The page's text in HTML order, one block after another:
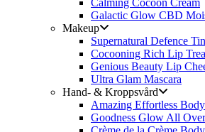
Calming Cocoon Cream
Galactic Glow CBD
Makeup
Supernatural Defence
Cocooning Rich Lip
Genious Beauty Lip
Ultra Glam Mascara
Hand- & Kroppsvård
Amazing Effortless
Goodness Glow All